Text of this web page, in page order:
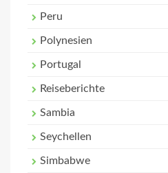
Peru
Polynesien
Portugal
Reiseberichte
Sambia
Seychellen
Simbabwe